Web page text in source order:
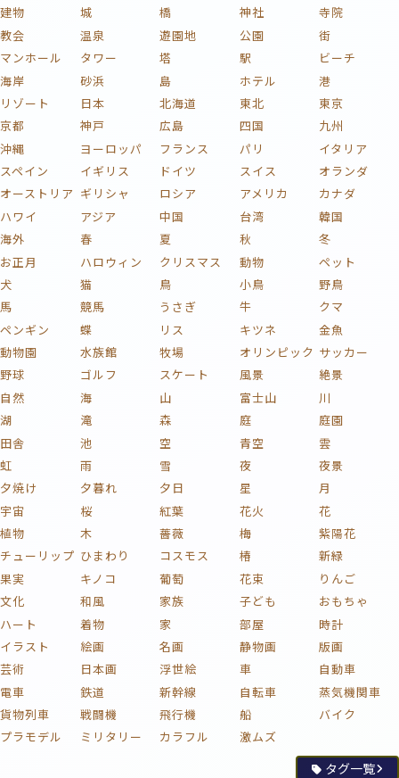
建物
城 橋 神社
寺院
教会
温泉 遊園地 公園
街
マンホール
タワー 塔 駅
ビーチ
海岸
砂浜 島 ホテル
港
リゾート
日本 北海道 東北
東京
京都
神戸 広島 四国
九州
沖縄
ヨーロッパ フランス パリ
イタリア
スペイン
イギリス ドイツ スイス
オランダ
オーストリア ギリシャ ロシア アメリカ
カナダ
ハワイ
アジア 中国 台湾
韓国
海外
春 夏 秋
冬
お正月
ハロウィン クリスマス 動物
ペット
犬
猫 鳥 小鳥
野鳥
馬
競馬 うさぎ 牛
クマ
ペンギン
蝶 リス キツネ
金魚
動物園
水族館 牧場 オリンピック サッカー
野球
ゴルフ スケート 風景
絶景
自然
海 山 富士山
川
湖
滝 森 庭
庭園
田舎
池 空 青空
雲
虹
雨 雪 夜
夜景
夕焼け
夕暮れ 夕日 星
月
宇宙
桜 紅葉 花火
花
植物
木 薔薇 梅
紫陽花
チューリップ ひまわり コスモス 椿
新緑
果実
キノコ 葡萄 花束
りんご
文化
和風 家族 子ども
おもちゃ
ハート
着物 家 部屋
時計
イラスト
絵画 名画 静物画
版画
芸術
日本画 浮世絵 車
自動車
電車
鉄道 新幹線 自転車
蒸気機関車
貨物列車
戦闘機 飛行機 船
バイク
プラモデル
ミリタリー カラフル 激ムズ
タグ一覧